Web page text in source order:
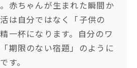
赤ちゃんが生まれた瞬間か
は自分ではなく「子供の
一杯になります。自分のワ
期限のない宿題」のように
す。